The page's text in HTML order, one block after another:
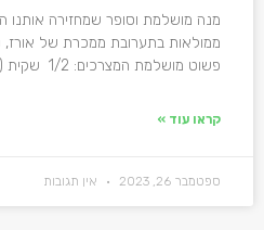
מנה מושלמת וסופר שמחזירה אותנו
ממולאות בתערובת ממכרת של אורז,
פשוט מושלמת המצרכים: 1/2 שקית (200
קראו עוד »
ספטמבר 26, 2023 אין תגובות